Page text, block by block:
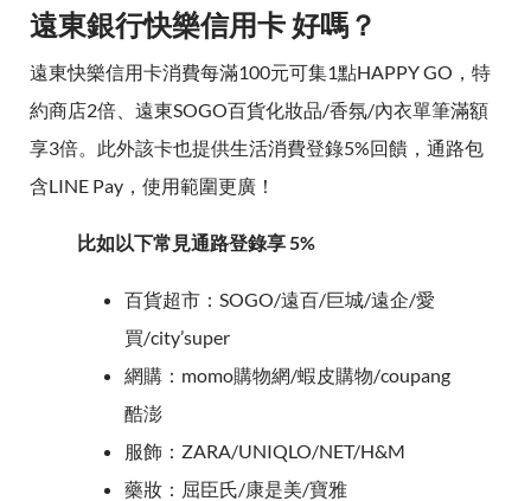
遠東銀行快樂信用卡 好嗎？
遠東快樂信用卡消費每滿100元可集1點HAPPY GO，特
約商店2倍、遠東SOGO百貨化妝品/香氛/內衣單筆滿額
享3倍。此外該卡也提供生活消費登錄5%回饋，通路包
含LINE Pay，使用範圍更廣！
比如以下常見通路登錄享 5%
百貨超市：SOGO/遠百/巨城/遠企/愛
買/city’super
網購：momo購物網/蝦皮購物/coupang
酷澎
服飾：ZARA/UNIQLO/NET/H&M
藥妝：屈臣氏/康是美/寶雅